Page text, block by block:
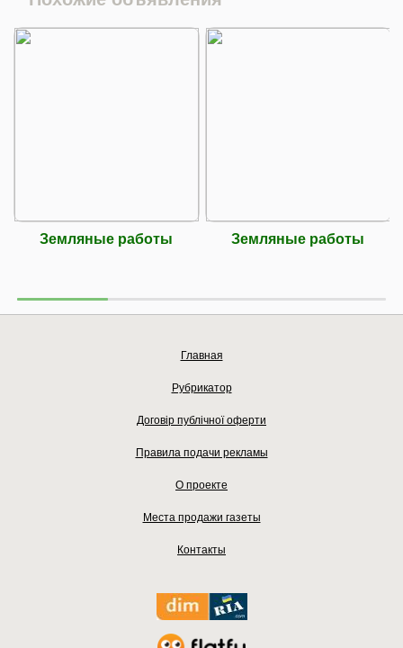
Земляные работы
Земляные работы
Главная
Рубрикатор
Договір публічної оферти
Правила подачи рекламы
О проекте
Места продажи газеты
Контакты